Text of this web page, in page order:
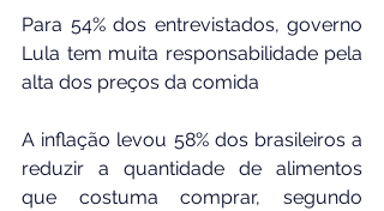
Para 54% dos entrevistados, governo
Lula tem muita responsabilidade pela
alta dos preços da comida
A inflação levou 58% dos brasileiros a
reduzir a quantidade de alimentos
que costuma comprar, segundo